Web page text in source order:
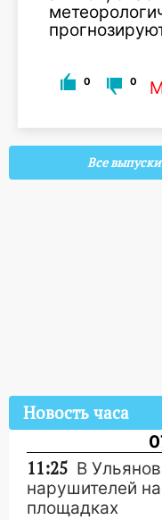
0 0
Все
Новость часа
11:25 В
нарушителей
площадках